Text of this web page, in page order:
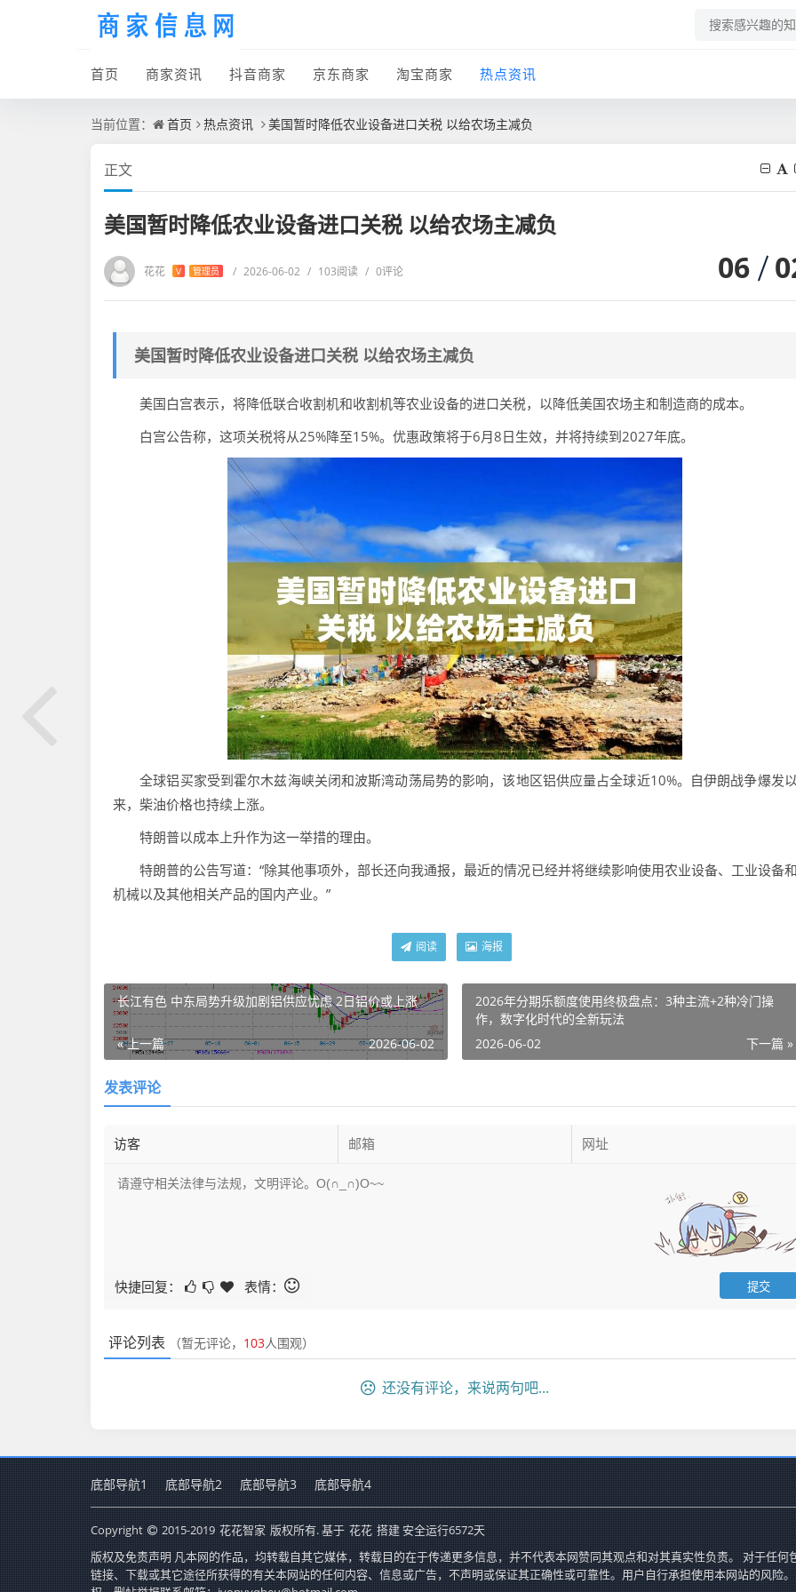
首页 商家资讯 抖音商家 京东商家 淘宝商家 热点资讯
当前位置： 首页 热点资讯 美国暂时降低农业设备进口关税 以给农场主减负
正文
美国暂时降低农业设备进口关税 以给农场主减负
花花 V 管理员 / 2026-06-02 / 103阅读 / 0评论 06
美国暂时降低农业设备进口关税 以给农场主减负
美国白宫表示，将降低联合收割机和收割机等农业设备的进口关税，以降低美国农场主和制造商的成本。
白宫公告称，这项关税将从25%降至15%。优惠政策将于6月8日生效，并将持续到2027年底。
全球铝买家受到霍尔木兹海峡关闭和波斯湾动荡局势的影响，该地区铝供应量占全球近10%。自伊朗战争爆发
来，柴油价格也持续上涨。
特朗普以成本上升作为这一举措的理由。
特朗普的公告写道：“除其他事项外，部长还向我通报，最近的情况已经并将继续影响使用农业设备、工业设备
机械以及其他相关产品的国内产业。”
阅读 海报
长江有色 中东局势升级加剧铝供应忧虑 2日铝价或上涨
« 上一篇 2026-06-02
2026年分期乐额度使用终极盘点：3种主流+2种冷门操
作，数字化时代的全新玩法
下一篇 »
2026-06-02
发表评论
快捷回复： 表情：
评论列表 （暂无评论， 103人围观）
还没有评论，来说两句吧...
底部导航1 底部导航2 底部导航3 底部导航4
Copyright 2015-2019 花花智家 版权所有. 基于 花花 搭建 安全运行6572天
版权及免责声明 凡本网的作品，均转载自其它媒体，转载目的在于传递更多信息，并不代表本网赞同其观点和对其真实性负责。 对于任何
链接、下载或其它途径所获得的有关本网站的任何内容、信息或广告，不声明或保证其正确性或可靠性。用户自行承担使用本网站的风险